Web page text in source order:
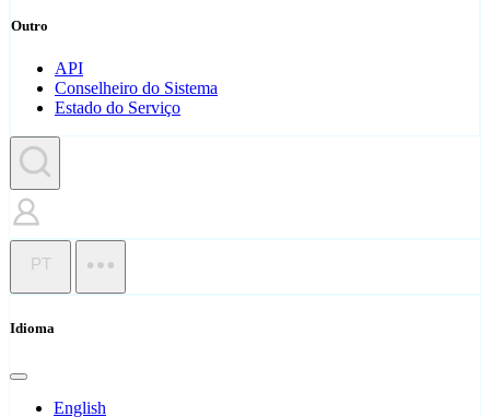
Outro
API
Conselheiro do Sistema
Estado do Serviço
PT
Idioma
English